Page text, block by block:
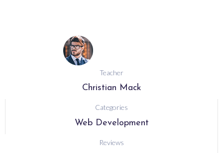
Teacher
Christian Mack
Categories
Web Development
Reviews